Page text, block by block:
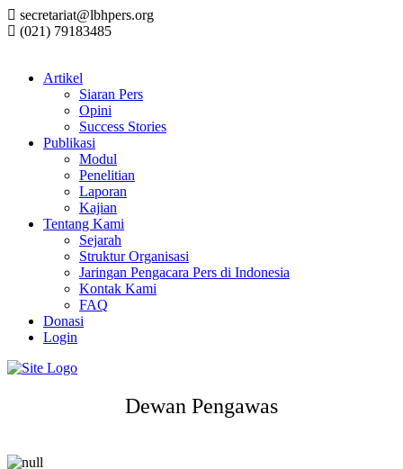
secretariat@lbhpers.org
(021) 79183485
Artikel
Siaran Pers
Opini
Success Stories
Publikasi
Modul
Penelitian
Laporan
Kajian
Tentang Kami
Sejarah
Struktur Organisasi
Jaringan Pengacara Pers di Indonesia
Kontak Kami
FAQ
Donasi
Login
Dewan Pengawas